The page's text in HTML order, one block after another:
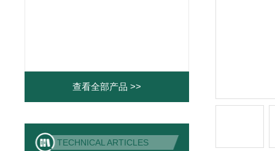
查看全部产品 >>
TECHNICAL ARTICLES